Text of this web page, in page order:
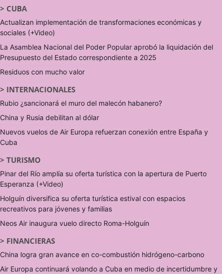
> CUBA
Actualizan implementación de transformaciones económicas y
sociales (+Video)
La Asamblea Nacional del Poder Popular aprobó la liquidación del
Presupuesto del Estado correspondiente a 2025
Residuos con mucho valor
> INTERNACIONALES
Rubio ¿sancionará el muro del malecón habanero?
China y Rusia debilitan al dólar
Nuevos vuelos de Air Europa refuerzan conexión entre España y
Cuba
> TURISMO
Pinar del Río amplía su oferta turística con la apertura de Puerto
Esperanza (+Video)
Holguín diversifica su oferta turística estival con espacios
recreativos para jóvenes y familias
Neos Air inaugura vuelo directo Roma-Holguín
> FINANCIERAS
China logra gran avance en co-combustión hidrógeno-carbono
Air Europa continuará volando a Cuba en medio de incertidumbre y